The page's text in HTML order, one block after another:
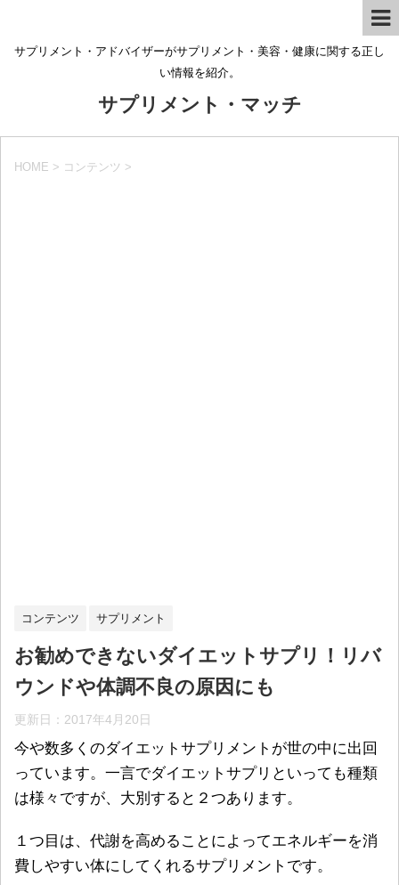
サプリメント・アドバイザーがサプリメント・美容・健康に関する正し
い情報を紹介。
サプリメント・マッチ
HOME > コンテンツ >
コンテンツ サプリメント
お勧めできないダイエットサプリ！リバ
ウンドや体調不良の原因にも
更新日： 2017年4月20日
今や数多くのダイエットサプリメントが世の中に出回
っています。一言でダイエットサプリといっても種類
は様々ですが、大別すると２つあります。
１つ目は、代謝を高めることによってエネルギーを消
費しやすい体にしてくれるサプリメントです。